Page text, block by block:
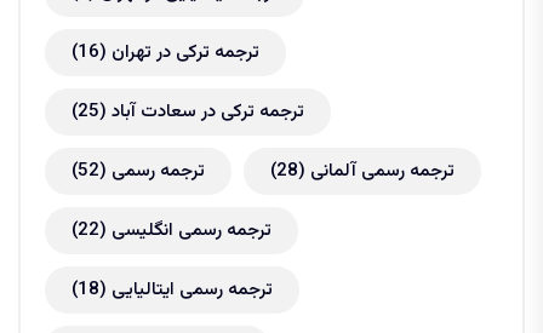
ترجمه ترکی در تهران (16)
ترجمه ترکی در سعادت آباد (25)
ترجمه رسمی (52) ترجمه رسمی آلمانی (28)
ترجمه رسمی انگلیسی (22)
ترجمه رسمی ایتالیایی (18)